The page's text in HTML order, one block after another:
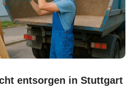
entsorgen in Stuttgart